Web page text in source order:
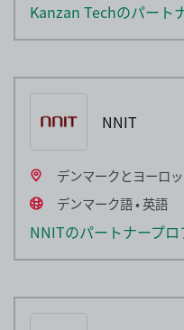
Kanzan Techのパート
NNIT
デンマークとヨーロ
デンマーク語 • 英語
NNITのパートナープロ